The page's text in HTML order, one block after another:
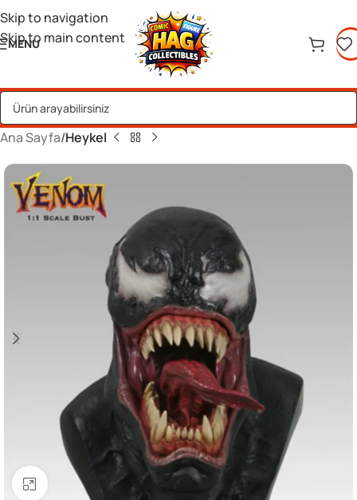
Skip to navigation
Skip to main content
MENU
Ana Sayfa Heykel
Büyük görsel için tıklayın